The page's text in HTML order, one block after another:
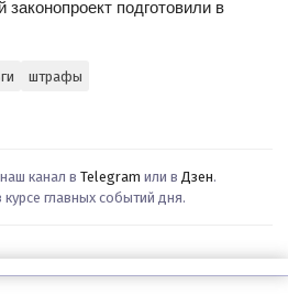
подготовили в
штрафы
канал в Telegram или в Дзен.
курсе главных событий дня.